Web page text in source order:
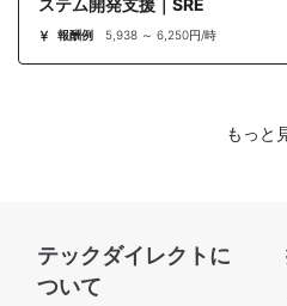
ステム開発支援｜SRE
報酬例 5,938 ～ 6,250円/時
もっと
テックダイレクトに
ついて